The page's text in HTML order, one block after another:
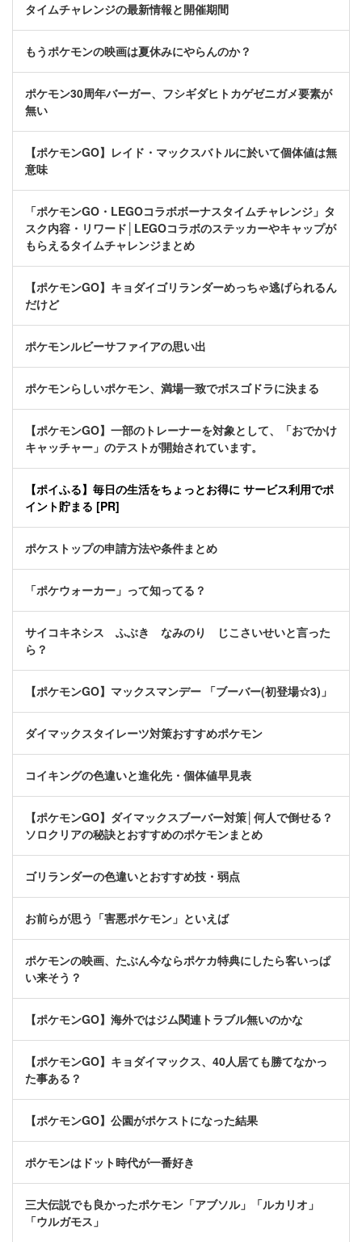
タイムチャレンジの最新情報と開催期間
もうポケモンの映画は夏休みにやらんのか？
ポケモン30周年バーガー、フシギダヒトカゲゼニガメ要素が
無い
【ポケモンGO】レイド・マックスバトルに於いて個体値は無
意味
「ポケモンGO・LEGOコラボボーナスタイムチャレンジ」タ
スク内容・リワード│LEGOコラボのステッカーやキャップが
もらえるタイムチャレンジまとめ
【ポケモンGO】キョダイゴリランダーめっちゃ逃げられるん
だけど
ポケモンルビーサファイアの思い出
ポケモンらしいポケモン、満場一致でボスゴドラに決まる
【ポケモンGO】一部のトレーナーを対象として、「おでかけ
キャッチャー」のテストが開始されています。
【ポイふる】毎日の生活をちょっとお得に サービス利用でポ
イント貯まる [PR]
ポケストップの申請方法や条件まとめ
「ポケウォーカー」って知ってる？
サイコキネシス ふぶき なみのり じこさいせいと言った
ら？
【ポケモンGO】マックスマンデー 「ブーバー(初登場☆3)」
ダイマックスタイレーツ対策おすすめポケモン
コイキングの色違いと進化先・個体値早見表
【ポケモンGO】ダイマックスブーバー対策│何人で倒せる？
ソロクリアの秘訣とおすすめのポケモンまとめ
ゴリランダーの色違いとおすすめ技・弱点
お前らが思う「害悪ポケモン」といえば
ポケモンの映画、たぶん今ならポケカ特典にしたら客いっぱ
い来そう？
【ポケモンGO】海外ではジム関連トラブル無いのかな
【ポケモンGO】キョダイマックス、40人居ても勝てなかっ
た事ある？
【ポケモンGO】公園がポケストになった結果
ポケモンはドット時代が一番好き
三大伝説でも良かったポケモン「アブソル」「ルカリオ」
「ウルガモス」